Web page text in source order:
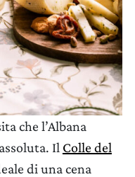
che l’Albana
Il Colle del
di una cena